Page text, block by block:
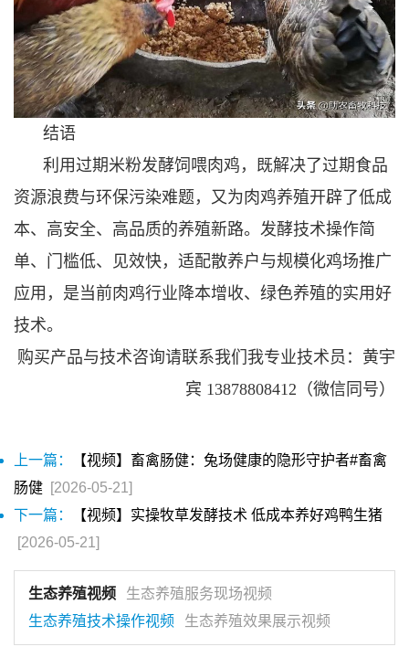
结语
利用过期米粉发酵饲喂肉鸡，既解决了过期食品
资源浪费与环保污染难题，又为肉鸡养殖开辟了低成
本、高安全、高品质的养殖新路。发酵技术操作简
单、门槛低、见效快，适配散养户与规模化鸡场推广
应用，是当前肉鸡行业降本增收、绿色养殖的实用好
技术。
购买产品与技术咨询请联系我们我专业技术员：黄宇
宾 13878808412（微信同号）
上一篇：
【视频】畜禽肠健：兔场健康的隐形守护者#畜禽
肠健 [2026-05-21]
下一篇：
【视频】实操牧草发酵技术 低成本养好鸡鸭生猪
[2026-05-21]
生态养殖视频
生态养殖服务现场视频
生态养殖技术操作视频
生态养殖效果展示视频